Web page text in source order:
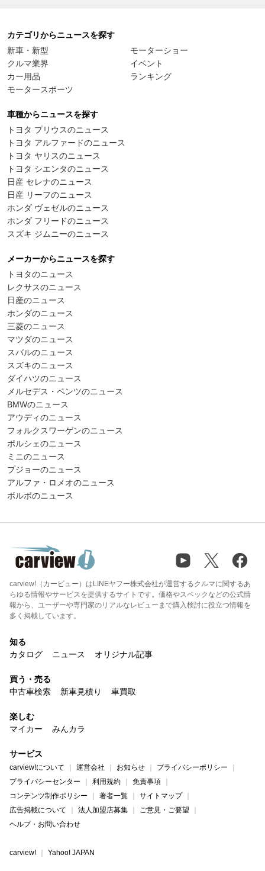
カテゴリからニュースを探す
新車・新型
クルマ業界
カー用品
モータースポーツ
モーターショー
イベント
ランキング
車種からニュースを探す
トヨタ プリウスのニュース
トヨタ アルファードのニュース
トヨタ ヤリスのニュース
トヨタ シエンタのニュース
日産 セレナのニュース
日産 リーフのニュース
ホンダ ヴェゼルのニュース
ホンダ フリードのニュース
スズキ ジムニーのニュース
メーカーからニュースを探す
トヨタのニュース
レクサスのニュース
日産のニュース
ホンダのニュース
三菱のニュース
マツダのニュース
スバルのニュース
スズキのニュース
ダイハツのニュース
メルセデス・ベンツのニュース
BMWのニュース
アウディのニュース
フォルクスワーゲンのニュース
ポルシェのニュース
ミニのニュース
プジョーのニュース
アルファ・ロメオのニュース
ボルボのニュース
carview!（カービュー）はLINEヤフー株式会社が運営するクルマに関するあ
らゆる情報やサービスを提供するサイトです。価格やスペックなどの公式情
報から、ユーザーや専門家のリアルなレビューまで購入検討に役立つ情報を
多く掲載しています。
知る
カタログ
ニュース オリジナル記事
買う・売る
中古車検索
新車見積り 車買取
楽しむ
マイカー
みんカラ
サービス
carview!について 運営会社 お知らせ
プライバシーポリシー
プライバシーセンター
利用規約
免責事項
コンテンツ制作ポリシー
著者一覧
サイトマップ
広告掲載について
法人加盟店募集
ご意見・ご要望
ヘルプ・お問い合わせ
carview! Yahoo! JAPAN